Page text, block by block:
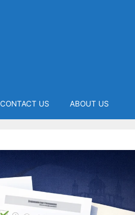
CONTACT US ABOUT US